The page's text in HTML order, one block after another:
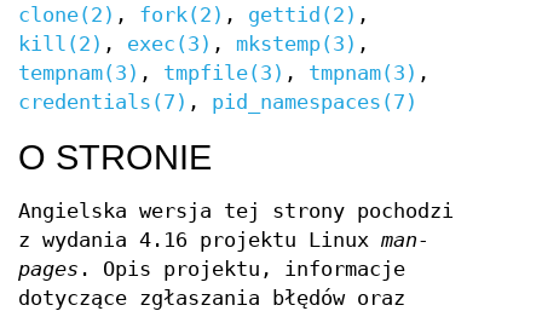
clone(2) , fork(2) , gettid(2) ,
kill(2) , exec(3) , mkstemp(3) ,
tempnam(3) , tmpfile(3) , tmpnam(3) ,
credentials(7) , pid_namespaces(7)
O STRONIE
Angielska wersja tej strony pochodzi
z wydania 4.16 projektu Linux man-
pages . Opis projektu, informacje
dotyczące zgłaszania błędów oraz